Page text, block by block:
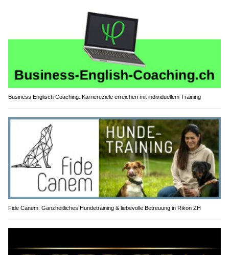
Business Englisch Coaching: Karriereziele erreichen mit individuellem Training
Fide Canem: Ganzheitliches Hundetraining & liebevolle Betreuung in Rikon ZH